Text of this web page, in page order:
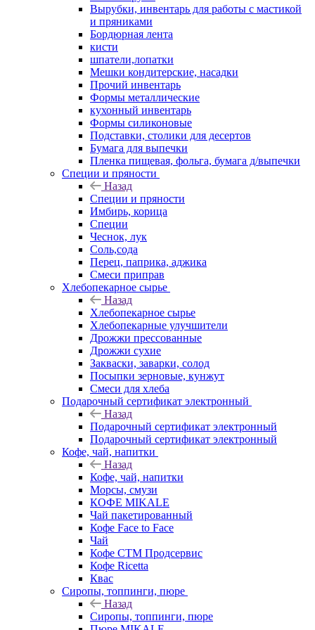
Вырубки, инвентарь для работы с мастикой
и пряниками
Бордюрная лента
кисти
шпатели,лопатки
Мешки кондитерские, насадки
Прочий инвентарь
Формы металлические
кухонный инвентарь
Формы силиконовые
Подставки, столики для десертов
Бумага для выпечки
Пленка пищевая, фольга, бумага д/выпечки
Специи и пряности
Назад
Специи и пряности
Имбирь, корица
Специи
Чеснок, лук
Соль,сода
Перец, паприка, аджика
Смеси приправ
Хлебопекарное сырье
Назад
Хлебопекарное сырье
Хлебопекарные улучшители
Дрожжи прессованные
Дрожжи сухие
Закваски, заварки, солод
Посыпки зерновые, кунжут
Смеси для хлеба
Подарочный сертификат электронный
Назад
Подарочный сертификат электронный
Подарочный сертификат электронный
Кофе, чай, напитки
Назад
Кофе, чай, напитки
Морсы, смузи
КОФЕ MIKALE
Чай пакетированный
Кофе Face to Face
Чай
Кофе СТМ Продсервис
Кофе Ricetta
Квас
Сиропы, топпинги, пюре
Назад
Сиропы, топпинги, пюре